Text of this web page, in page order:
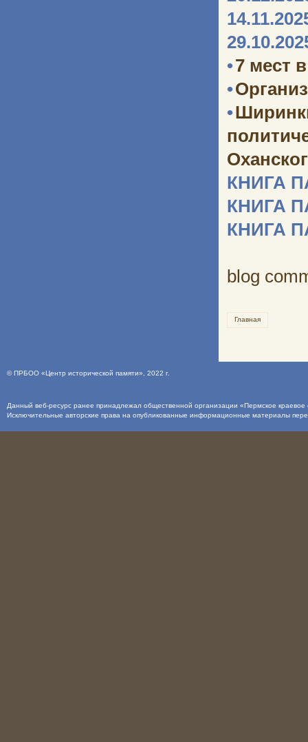
•7 мест
•
•
КНИГА
КНИГА
КНИГА
blog
Главная
©ПРБОО «Центр исторической памяти» , 2022 г.
Данный веб-ресурс ранее принадлежал общественной организации «Пермское
Исключительные авторские права на опубликованные информационные материалы